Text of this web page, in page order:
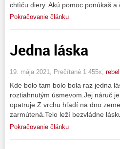
chtìču diery. Akú pomoc ponúkaš
Pokračovanie článku
Jedna láska
19. mája 2021, Prečítané 1 455x,
Kde bolo tam bolo bola raz jedna
roztiahnutým úsmevom.Jej náruč
opatruje.Z vrchu hľadí na dno
zarmútená.Telo leží bezvládne
Pokračovanie článku